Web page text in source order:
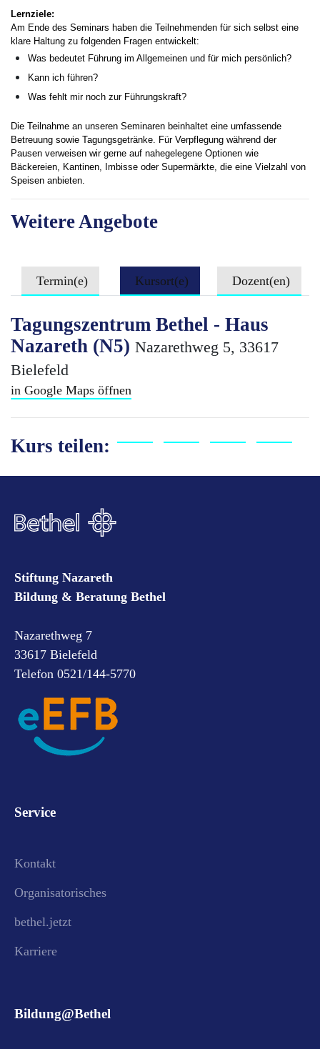
Lernziele:
Am Ende des Seminars haben die Teilnehmenden für sich selbst eine
klare Haltung zu folgenden Fragen entwickelt:
Was bedeutet Führung im Allgemeinen und für mich persönlich?
Kann ich führen?
Was fehlt mir noch zur Führungskraft?
Die Teilnahme an unseren Seminaren beinhaltet eine umfassende
Betreuung sowie Tagungsgetränke. Für Verpflegung während der
Pausen verweisen wir gerne auf nahegelegene Optionen wie
Bäckereien, Kantinen, Imbisse oder Supermärkte, die eine Vielzahl von
Speisen anbieten.
Weitere Angebote
Termin(e) Kursort(e) Dozent(en)
Tagungszentrum Bethel - Haus
Nazareth (N5) Nazarethweg 5, 33617
Bielefeld
in Google Maps öffnen
Kurs teilen:
Stiftung Nazareth
Bildung & Beratung Bethel
Nazarethweg 7
33617 Bielefeld
Telefon 0521/144-5770
Service
Kontakt
Organisatorisches
bethel.jetzt
Karriere
Bildung@Bethel